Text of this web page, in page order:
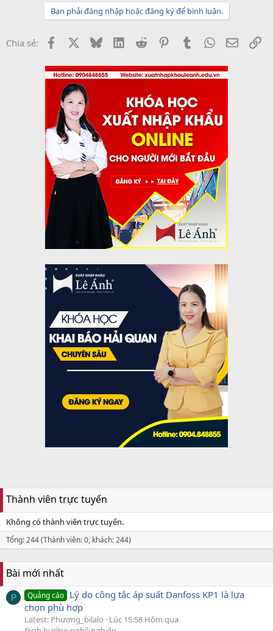
Bạn phải đăng nhập hoặc đăng ký để bình luận.
Chia sẻ: Facebook BlueskyLinkedInReddit PinterestTumblrWhatsApp
Email
Thành viên trực tuyến
Không có thành viên trực tuyến.
Tổng: 244 (Thành viên: 0, khách: 244)
Bài mới nhất
P Quảng cáo Lý do công tắc áp suất Danfoss KP1 là lựa
chọn phù hợp
Latest: Phương_bilalo
Lúc 15:58 Hôm qua